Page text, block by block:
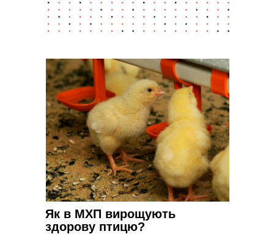
Як в МХП вирощують
здорову птицю?